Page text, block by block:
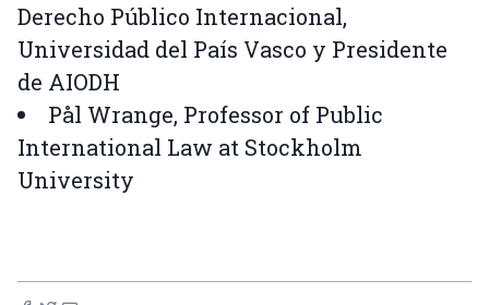
Derecho Público Internacional,
Universidad del País Vasco y Presidente
de AIODH
Pål Wrange, Professor of Public
International Law at Stockholm
University